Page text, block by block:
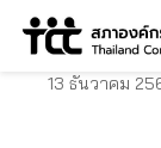
Skip
13 ธันวาคม